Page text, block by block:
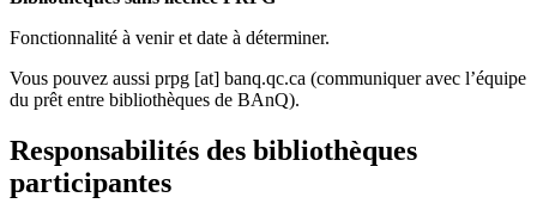
Fonctionnalité à venir et date à déterminer.
Vous pouvez aussi prpg [at] banq.qc.ca (communiquer avec l’équipe
du prêt entre bibliothèques de BAnQ).
Responsabilités des bibliothèques
participantes